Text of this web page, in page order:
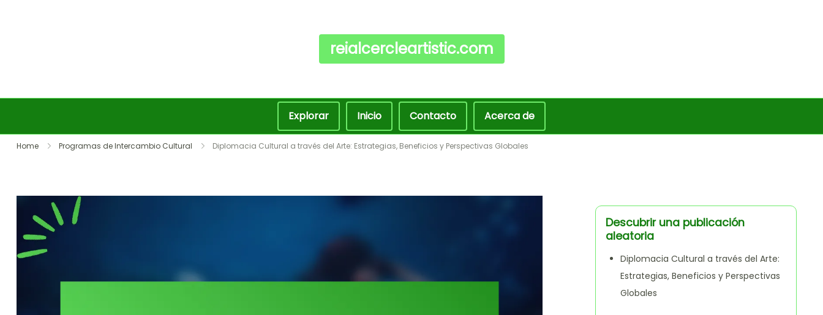
reialcercleartistic.com
Explorar Inicio Contacto
Acerca de
Skip to content
Home Programas de Intercambio Cultural Diplomacia Cultural a través del Arte: Estrategias, Beneficios y Perspectivas Globales
Descubrir una publicación
aleatoria
Diplomacia Cultural a través del Arte:
Estrategias, Beneficios y Perspectivas
Globales